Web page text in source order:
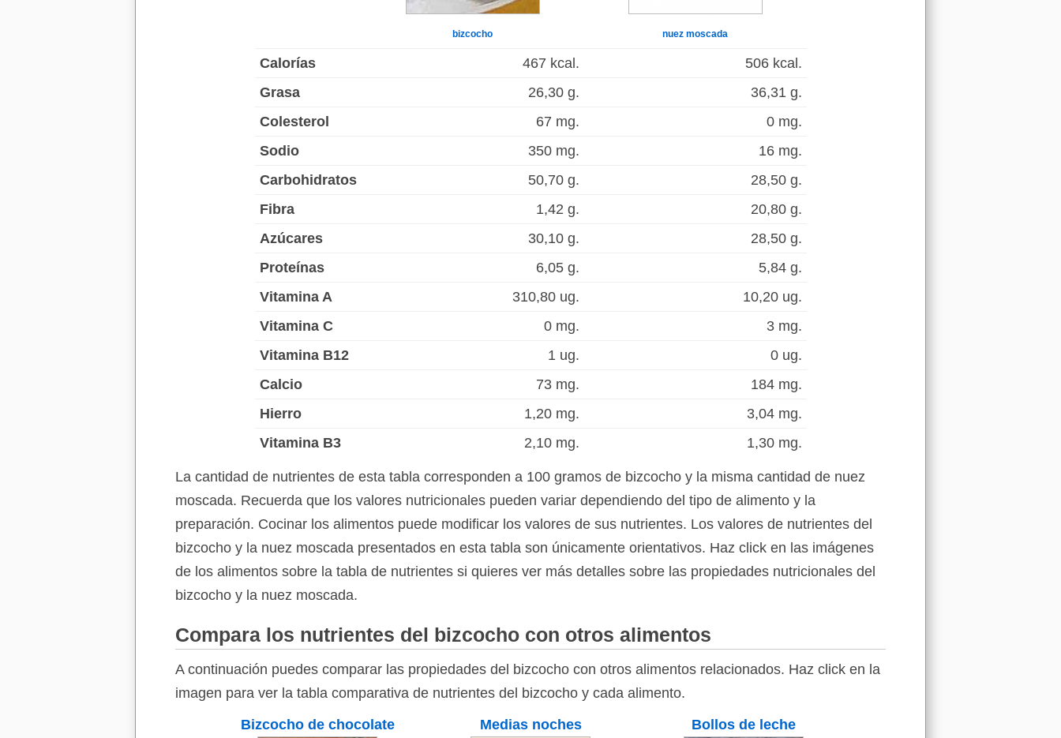
bizcocho nuez moscada
Calorías 467 kcal.
506 kcal.
Grasa
26,30 g.
36,31 g.
Colesterol
67 mg.
0 mg.
Sodio
350 mg.
16 mg.
Carbohidratos
50,70 g.
28,50 g.
Fibra
1,42 g.
20,80 g.
Azúcares
30,10 g.
28,50 g.
Proteínas
6,05 g.
5,84 g.
Vitamina A
310,80 ug.
10,20 ug.
Vitamina C
0 mg.
3 mg.
Vitamina B12
1 ug.
0 ug.
Calcio
73 mg.
184 mg.
Hierro
1,20 mg.
3,04 mg.
Vitamina B3
2,10 mg. 1,30 mg.
La cantidad de nutrientes de esta tabla corresponden a 100 gramos de bizcocho y la misma cantidad de nuez
moscada. Recuerda que los valores nutricionales pueden variar dependiendo del tipo de alimento y la
preparación. Cocinar los alimentos puede modificar los valores de sus nutrientes. Los valores de nutrientes del
bizcocho y la nuez moscada presentados en esta tabla son únicamente orientativos. Haz click en las imágenes
de los alimentos sobre la tabla de nutrientes si quieres ver más detalles sobre las propiedades nutricionales del
bizcocho y la nuez moscada.
Compara los nutrientes del bizcocho con otros alimentos
A continuación puedes comparar las propiedades del bizcocho con otros alimentos relacionados. Haz click en la
imagen para ver la tabla comparativa de nutrientes del bizcocho y cada alimento.
Bizcocho de chocolate
Medias noches Bollos de leche